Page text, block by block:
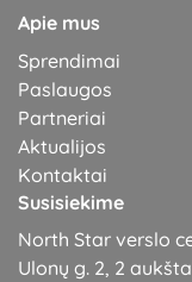
Apie mus
Sprendimai
Paslaugos
Partneriai
Aktualijos
Kontaktai
Susisiekime
North Star verslo
Ulonų g. 2, 2